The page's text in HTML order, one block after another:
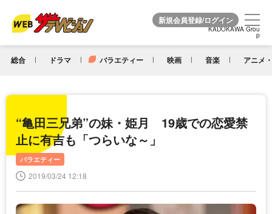
KADOKAWA Grou
p
総合 ドラマ バラエティー 映画 音楽 アニメ
KADOKAWA Grou
p
“亀田三兄弟”の妹・姫月 19歳での恋愛禁
止に有吉も「つらいな～」
バラエティー
2019/03/24 12:18